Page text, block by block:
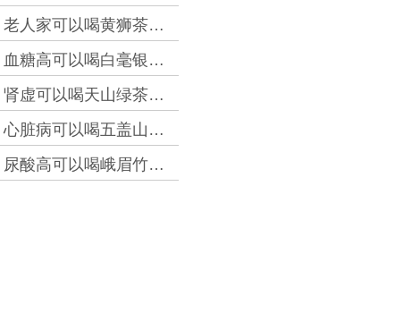
老人家可以喝黄狮茶吗？
血糖高可以喝白毫银针吗？
肾虚可以喝天山绿茶吗？
心脏病可以喝五盖山米茶吗？
尿酸高可以喝峨眉竹叶青吗？